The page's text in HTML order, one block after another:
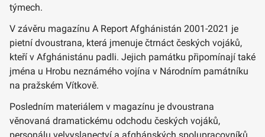
týmech.
V závěru magazínu A Report Afghánistán 2001-2021 je
pietní dvoustrana, která jmenuje čtrnáct českých vojáků,
kteří v Afghánistánu padli. Jejich památku připomínají také
jména u Hrobu neznámého vojína v Národním památníku
na pražském Vítkově.
Posledním materiálem v magazínu je dvoustrana
věnovaná dramatickému odchodu českých vojáků,